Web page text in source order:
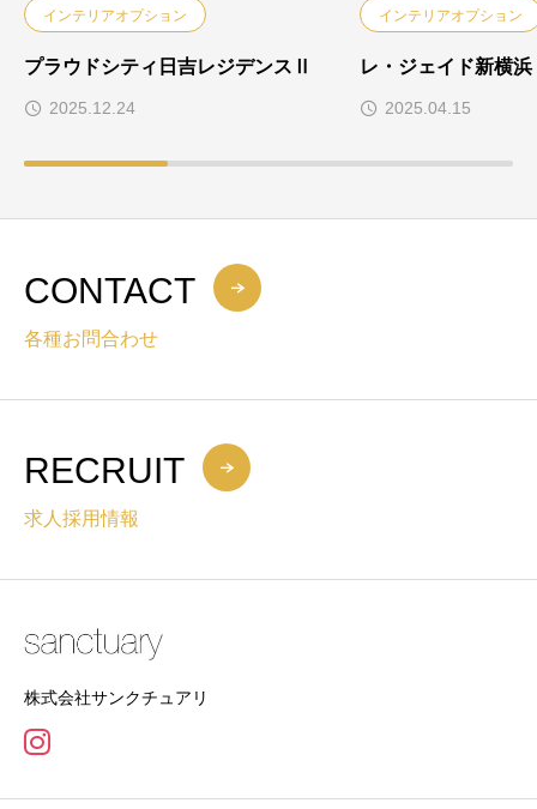
インテリアオプション
プラウドシティ日吉レジデンスⅡ
2025.12.24
インテリアオプション
レ・ジェイド新横浜
2025.04.15
CONTACT
各種お問合わせ
RECRUIT
求人採用情報
株式会社サンクチュアリ